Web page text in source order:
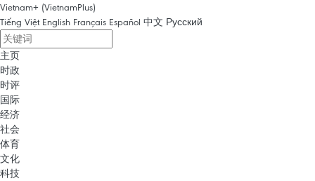
Vietnam+ (VietnamPlus)
Tiếng Việt English Français Español 中文 Русский
主页
时政
时评
国际
经济
社会
体育
文化
科技